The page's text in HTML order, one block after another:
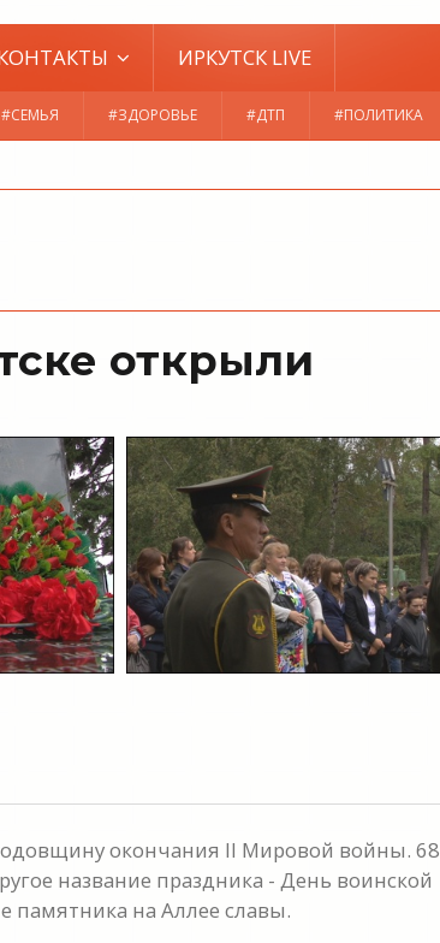
ИРКУТСК LIVE
#СЕМЬЯ #ЗДОРОВЬЕ #ДТП #ПОЛИТИКА
открыли
окончания II Мировой войны. 68
название праздника - День воинской
памятника на Аллее славы.